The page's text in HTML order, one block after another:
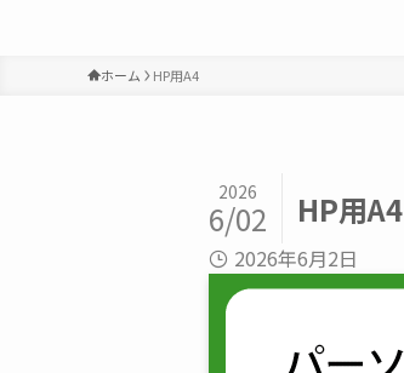
ホーム HP用A4
HP用A4
2026
6/02
2026年6月2日